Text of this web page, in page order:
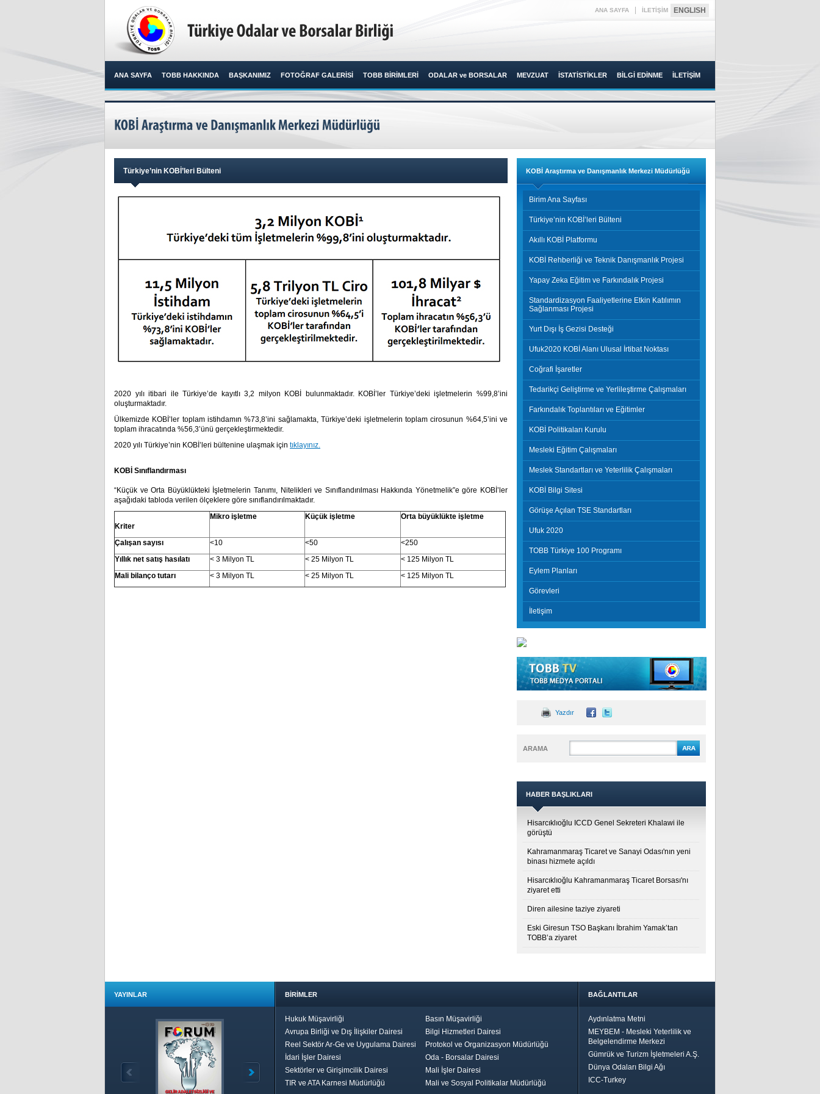
ANA SAYFA İLETİŞİM ENGLISH
ANA SAYFA TOBB HAKKINDA BAŞKANIMIZ FOTOĞRAF GALERİSİ TOBB BİRİMLERİ ODALAR ve BORSALAR MEVZUAT İSTATİSTİKLER BİLGİ EDİNME İLETİŞİM
Türkiye’nin KOBİ’leri Bülteni
2020 yılı itibari ile Türkiye’de kayıtlı 3,2 milyon KOBİ bulunmaktadır. KOBİ’ler Türkiye’deki işletmelerin %99,8’ini
oluşturmaktadır.
Ülkemizde KOBİ’ler toplam istihdamın %73,8’ini sağlamakta, Türkiye’deki işletmelerin toplam cirosunun %64,5’ini ve
toplam ihracatında %56,3’ünü gerçekleştirmektedir.
2020 yılı Türkiye’nin KOBİ’leri bültenine ulaşmak için tıklayınız.
KOBİ Sınıflandırması
“Küçük ve Orta Büyüklükteki İşletmelerin Tanımı, Nitelikleri ve Sınıflandırılması Hakkında Yönetmelik”e göre KOBİ’ler
aşağıdaki tabloda verilen ölçeklere göre sınıflandırılmaktadır.
Kriter
Mikro işletme Küçük işletme Orta büyüklükte işletme
Çalışan sayısı <10 <50
<250
Yıllık net satış hasılatı
< 3 Milyon TL < 25 Milyon TL
< 125 Milyon TL
Mali bilanço tutarı
< 3 Milyon TL < 25 Milyon TL < 125 Milyon TL
KOBİ Araştırma ve Danışmanlık Merkezi Müdürlüğü
Birim Ana Sayfası
Türkiye’nin KOBİ’leri Bülteni
Akıllı KOBİ Platformu
KOBİ Rehberliği ve Teknik Danışmanlık Projesi
Yapay Zeka Eğitim ve Farkındalık Projesi
Standardizasyon Faaliyetlerine Etkin Katılımın
Sağlanması Projesi
Yurt Dışı İş Gezisi Desteği
Ufuk2020 KOBİ Alanı Ulusal İrtibat Noktası
Coğrafi İşaretler
Tedarikçi Geliştirme ve Yerlileştirme Çalışmaları
Farkındalık Toplantıları ve Eğitimler
KOBİ Politikaları Kurulu
Mesleki Eğitim Çalışmaları
Meslek Standartları ve Yeterlilik Çalışmaları
KOBİ Bilgi Sitesi
Görüşe Açılan TSE Standartları
Ufuk 2020
TOBB Türkiye 100 Programı
Eylem Planları
Görevleri
İletişim
Yazdır
ARAMA
HABER BAŞLIKLARI
Hisarcıklıoğlu ICCD Genel Sekreteri Khalawi ile
görüştü
Kahramanmaraş Ticaret ve Sanayi Odası'nın yeni
binası hizmete açıldı
Hisarcıklıoğlu Kahramanmaraş Ticaret Borsası'nı
ziyaret etti
Diren ailesine taziye ziyareti
Eski Giresun TSO Başkanı İbrahim Yamak’tan
TOBB’a ziyaret
YAYINLAR BİRİMLER
Hukuk Müşavirliği
Basın Müşavirliği
Avrupa Birliği ve Dış İlişkiler Dairesi
Bilgi Hizmetleri Dairesi
Reel Sektör Ar-Ge ve Uygulama Dairesi
Protokol ve Organizasyon Müdürlüğü
İdari İşler Dairesi
Oda - Borsalar Dairesi
Sektörler ve Girişimcilik Dairesi
Mali İşler Dairesi
TIR ve ATA Karnesi Müdürlüğü
Mali ve Sosyal Politikalar Müdürlüğü
BAĞLANTILAR
Aydınlatma Metni
MEYBEM - Mesleki Yeterlilik ve
Belgelendirme Merkezi
Gümrük ve Turizm İşletmeleri A.Ş.
Dünya Odaları Bilgi Ağı
ICC-Turkey